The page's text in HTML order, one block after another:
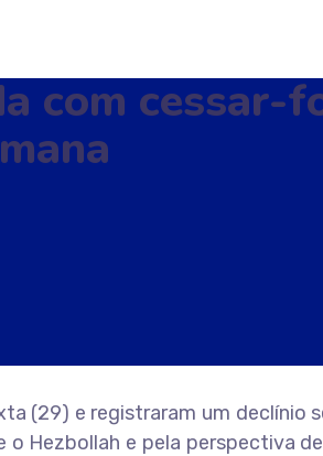
com
(29) e registraram um declínio
Hezbollah e pela perspectiva